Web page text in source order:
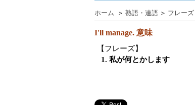
ホーム ＞ 熟語・連語 ＞ フレーズ
I'll manage. 意味
【フレーズ】
1. 私が何とかします